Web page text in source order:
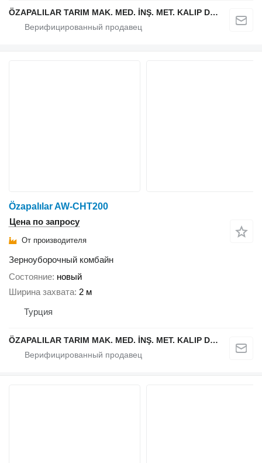
ÖZAPALILAR TARIM MAK. MED. İNŞ. MET. KALIP DÖKÜM SAN. LTD. ŞTİ.
Özapalılar AW-CHT200
Цена по запросу
От производителя
Зерноуборочный комбайн
Состояние новый
Ширина захвата 2 м
Турция
ÖZAPALILAR TARIM MAK. MED. İNŞ. MET. KALIP DÖKÜM SAN. LTD. ŞTİ.